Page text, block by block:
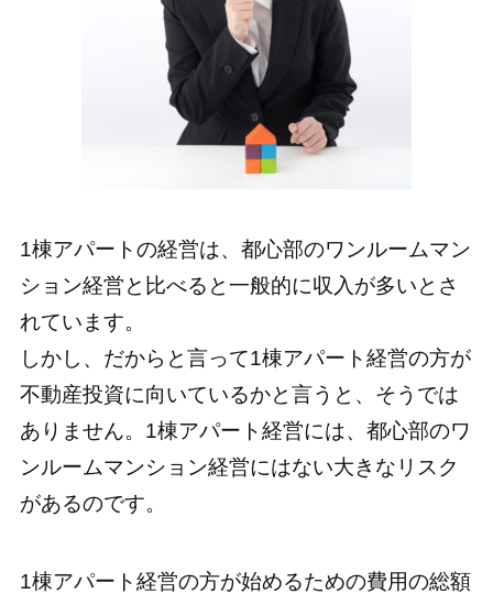
1棟アパートの経営は、都心部のワンルームマン
ション経営と比べると一般的に収入が多いとさ
れています。
しかし、だからと言って1棟アパート経営の方が
不動産投資に向いているかと言うと、そうでは
ありません。1棟アパート経営には、都心部のワ
ンルームマンション経営にはない大きなリスク
があるのです。
1棟アパート経営の方が始めるための費用の総額